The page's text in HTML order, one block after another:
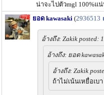
น่าจะไปตัวmgl 100%แ
ยอด kawasaki (2936513
อ้างถึง: Zakik posted:
อ้างถึง: ยอด
อ้างถึง: Zakik
ถ้าไม่เน้นเหยื่อเบ